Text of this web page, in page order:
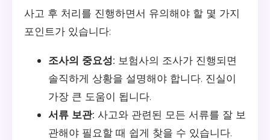
사고 후 처리를 진행하면서 유의해야 할 몇 가지
포인트가 있습니다:
조사의 중요성: 보험사의 조사가 진행되면
솔직하게 상황을 설명해야 합니다. 진실이
가장 큰 도움이 됩니다.
서류 보관: 사고와 관련된 모든 서류를 잘 보
관해야 필요할 때 쉽게 찾을 수 있습니다.